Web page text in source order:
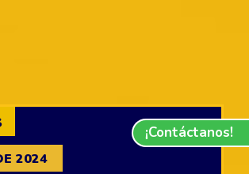
¡Contáctanos!
2024